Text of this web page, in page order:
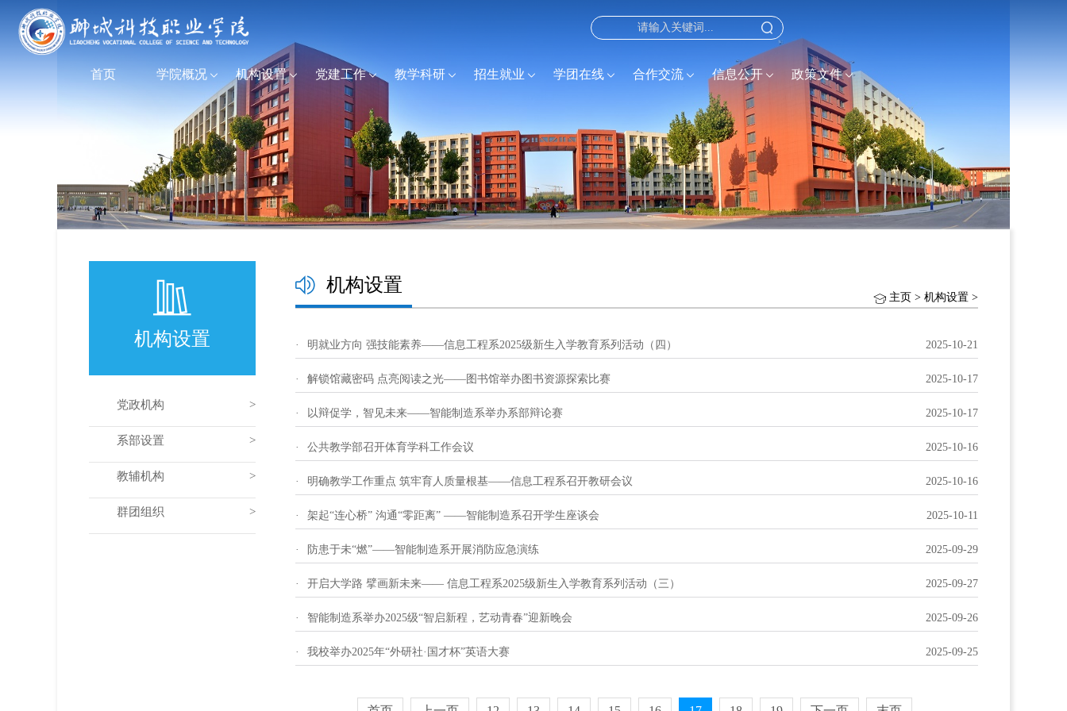
首页 学院概况 机构设置 党建工作 教学科研 招生就业 学团在线 合作交流 信息公开 政策文件
机构设置
党政机构
系部设置
教辅机构
群团组织
机构设置
主页 > 机构设置 >
· 明就业方向 强技能素养——信息工程系2025级新生入学教育系列活动（四） 2025-10-21
· 解锁馆藏密码 点亮阅读之光——图书馆举办图书资源探索比赛 2025-10-17
· 以辩促学，智见未来——智能制造系举办系部辩论赛 2025-10-17
· 公共教学部召开体育学科工作会议 2025-10-16
· 明确教学工作重点 筑牢育人质量根基——信息工程系召开教研会议 2025-10-16
· 架起“连心桥” 沟通“零距离” ——智能制造系召开学生座谈会 2025-10-11
· 防患于未“燃”——智能制造系开展消防应急演练 2025-09-29
· 开启大学路 擘画新未来—— 信息工程系2025级新生入学教育系列活动（三） 2025-09-27
· 智能制造系举办2025级“智启新程，艺动青春”迎新晚会 2025-09-26
· 我校举办2025年“外研社·国才杯”英语大赛 2025-09-25